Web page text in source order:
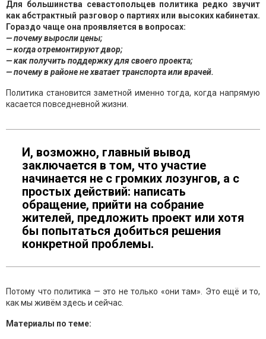
Для большинства севастопольцев политика редко звучит
как абстрактный разговор о партиях или высоких кабинетах.
Гораздо чаще она проявляется в вопросах:
— почему выросли цены;
— когда отремонтируют двор;
— как получить поддержку для своего проекта;
— почему в районе не хватает транспорта или врачей.
Политика становится заметной именно тогда, когда напрямую
касается повседневной жизни.
И, возможно, главный вывод
заключается в том, что участие
начинается не с громких лозунгов, а с
простых действий: написать
обращение, прийти на собрание
жителей, предложить проект или хотя
бы попытаться добиться решения
конкретной проблемы.
Потому что политика — это не только «они там». Это ещё и то,
как мы живём здесь и сейчас.
Материалы по теме: